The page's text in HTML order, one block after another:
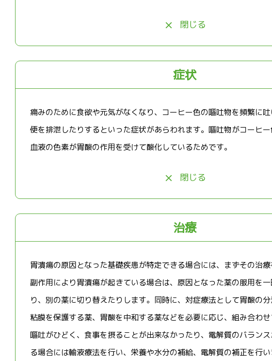
閉じる
症状
痛みのために食欲や元気がなくなり、コーヒー色の嘔吐物を頻繁に
便を排泄したりするといった症状があらわれます。嘔吐物がコーヒー
血液の色素が胃酸の作用を受けて酸化しているためです。
閉じる
治療
胃潰瘍の原因となった基礎疾患が特定できる場合には、まずその治
副作用により胃潰瘍が起きている場合は、原因となった薬の服用を
り、別の薬に切り替えたりします。同時に、対症療法として胃酸の
粘膜を保護する薬、胃酸を中和する薬などを必要に応じ、組み合わせ
嘔吐がひどく、食事を摂ることが出来なかったり、電解質のバラン
る場合には輸液療法を行い、栄養や水分の補給、電解質の補正を行